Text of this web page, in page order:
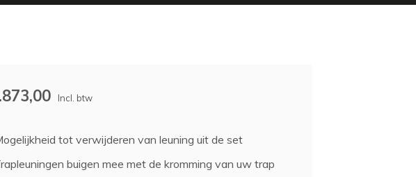
Incl. btw
tot verwijderen van leuning uit de set
buigen mee met de kromming van uw trap